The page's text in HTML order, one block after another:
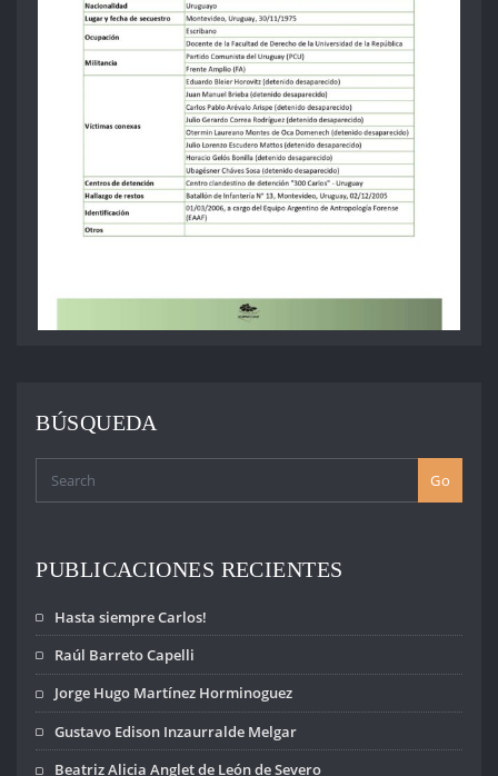
BÚSQUEDA
Go
PUBLICACIONES RECIENTES
Hasta siempre Carlos!
Raúl Barreto Capelli
Jorge Hugo Martínez Horminoguez
Gustavo Edison Inzaurralde Melgar
Beatriz Alicia Anglet de León de Severo